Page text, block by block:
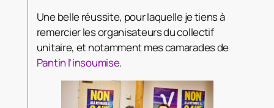
Une belle réussite, pour laquelle je tiens à
remercier les organisateurs du collectif
unitaire, et notamment mes camarades de
Pantin l’insoumise.